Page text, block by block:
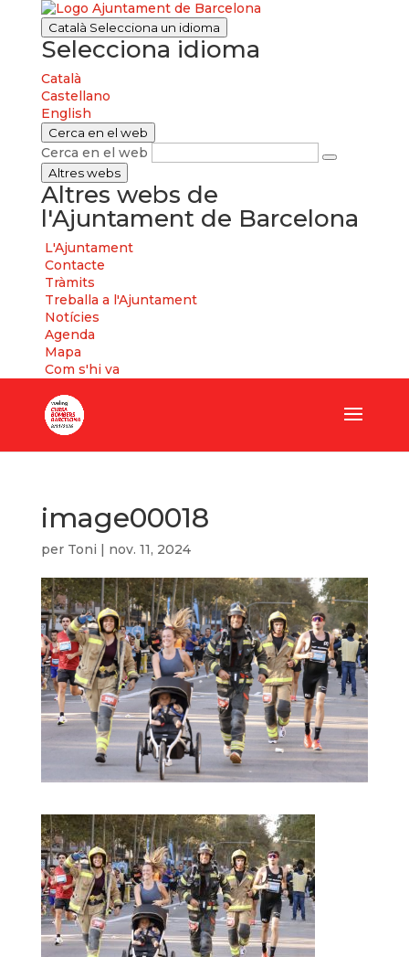
Català Selecciona un idioma
Selecciona idioma
Català
Castellano
English
Cerca en el web
Cerca en el web
Altres webs
Altres webs de
l'Ajuntament de Barcelona
L'Ajuntament
Contacte
Tràmits
Treballa a l'Ajuntament
Notícies
Agenda
Mapa
Com s'hi va
image00018
per Toni | nov. 11, 2024